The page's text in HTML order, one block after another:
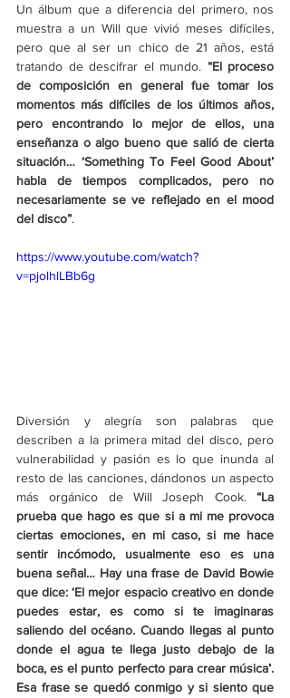
Un álbum que a diferencia del primero, nos
muestra a un Will que vivió meses difíciles,
pero que al ser un chico de 21 años, está
tratando de descifrar el mundo. “El proceso
de composición en general fue tomar los
momentos más difíciles de los últimos años,
pero encontrando lo mejor de ellos, una
enseñanza o algo bueno que salió de cierta
situación… ‘Something To Feel Good About’
habla de tiempos complicados, pero no
necesariamente se ve reflejado en el mood
del disco”.
https://www.youtube.com/watch?
v=pjolhlLBb6g
Diversión y alegría son palabras que
describen a la primera mitad del disco, pero
vulnerabilidad y pasión es lo que inunda al
resto de las canciones, dándonos un aspecto
más orgánico de Will Joseph Cook. “La
prueba que hago es que si a mi me provoca
ciertas emociones, en mi caso, si me hace
sentir incómodo, usualmente eso es una
buena señal… Hay una frase de David Bowie
que dice: ‘El mejor espacio creativo en donde
puedes estar, es como si te imaginaras
saliendo del océano. Cuando llegas al punto
donde el agua te llega justo debajo de la
boca, es el punto perfecto para crear música’.
Esa frase se quedó conmigo y si siento que